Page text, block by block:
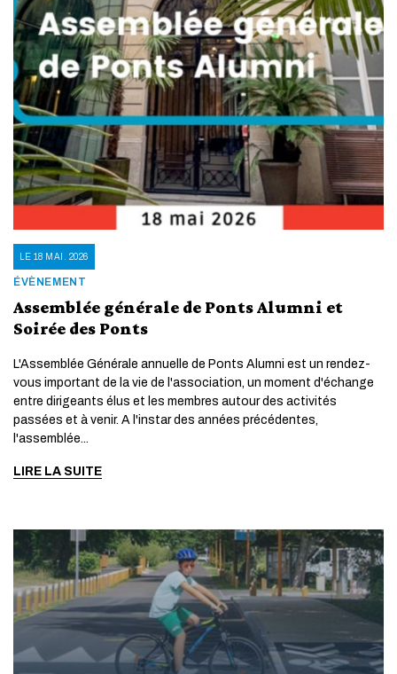
ÉVÈNEMENT
LE 18 MAI. 2026
Assemblée générale de Ponts Alumni et
Soirée des Ponts
L'Assemblée Générale annuelle de Ponts Alumni est un rendez-
vous important de la vie de l'association, un moment d'échange
entre dirigeants élus et les membres autour des activités
passées et à venir. A l'instar des années précédentes,
l'assemblée...
LIRE LA SUITE